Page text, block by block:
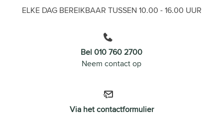
ELKE DAG BEREIKBAAR TUSSEN 10.00 - 16.00 UUR
Bel 010 760 2700
Neem contact op
Via het contactformulier